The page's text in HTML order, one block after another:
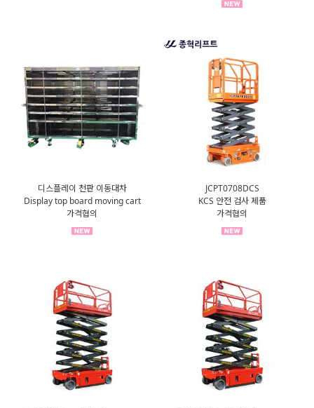
디스플레이 천판 이동대차
Display top board moving cart
가격협의
JCPT0708DCS
KCS 안전 검사 제품
가격협의